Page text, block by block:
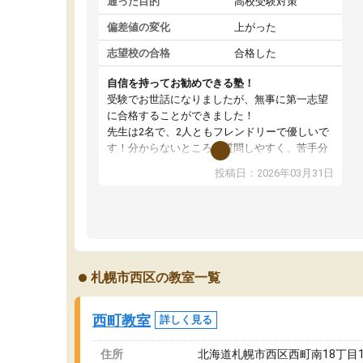
偏差値の変化 上がった
志望校の合格 合格した
自信を持ってお勧めできる塾！
受験でお世話になりましたが、無事に第一志望
に合格することができました！
先生は2名で、2人ともフレンドリーで優しいで
す！分からないところも質問しやすく、苦手分
野をしっかり克服することができました。
季節ごとの春季・夏季・冬季講習はもちろん、
投稿日：2026年03月31日
札幌市西区の教室一覧
西町教室 詳しく見る
住所 北海道札幌市西区西町南18丁目